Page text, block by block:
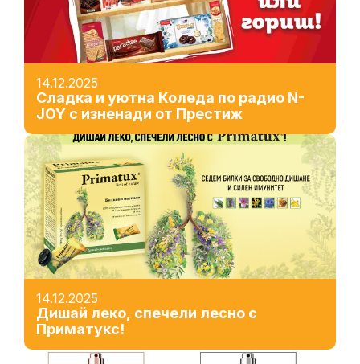
14.12.2025
Сладка и уютна Коледа по радио N-
JOY с изненади от Престиж
14.12.2025
Дишай леко, спечели лесно с
Приматукс!